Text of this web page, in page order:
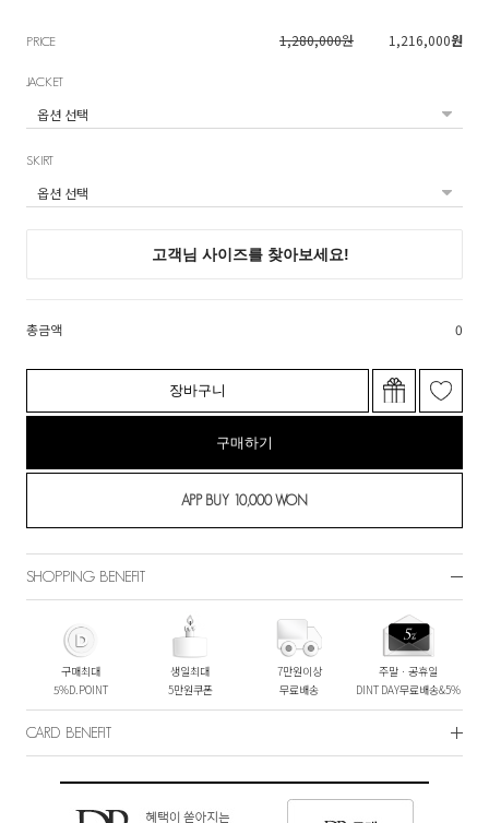
PRICE 1,280,000원 1,216,000원
JACKET
SKIRT
총금액 0
장바구니
구매하기
SHOPPING BENEFIT
구매최대
5%D.POINT
생일최대
5만원쿠폰
7만원이상
무료배송
주말ㆍ공휴일
DINT DAY무료배송&5%
CARD BENEFIT